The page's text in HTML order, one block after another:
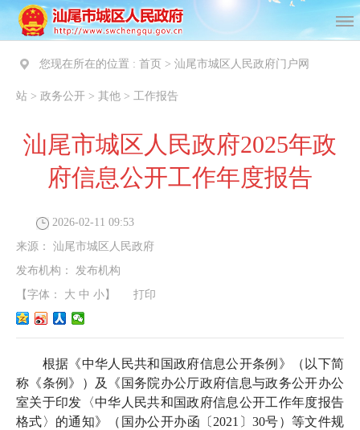
您现在所在的位置 : 首页 > 汕尾市城区人民政府门户网
站 > 政务公开 > 其他 > 工作报告
汕尾市城区人民政府2025年政
府信息公开工作年度报告
2026-02-11 09:53
来源： 汕尾市城区人民政府
发布机构： 发布机构
【字体： 大 中 小 】 打印
根据《中华人民共和国政府信息公开条例》（以下简
称《条例》）及《国务院办公厅政府信息与政务公开办公
室关于印发〈中华人民共和国政府信息公开工作年度报告
格式〉的通知》（国办公开办函〔2021〕30号）等文件规